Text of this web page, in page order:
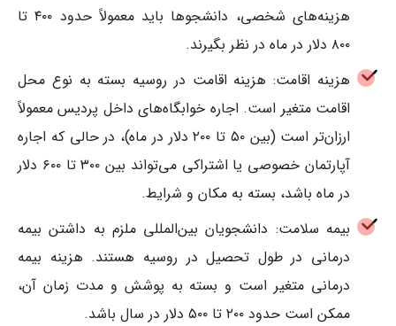
هزینه‌های شخصی، دانشجوها باید معمولاً حدود ۴۰۰ تا
۸۰۰ دلار در ماه در نظر بگیرند.
هزینه اقامت: هزینه اقامت در روسیه بسته به نوع محل
اقامت متغیر است. اجاره خوابگاه‌های داخل پردیس معمولاً
ارزان‌تر است (بین ۵۰ تا ۲۰۰ دلار در ماه)، در حالی که اجاره
آپارتمان خصوصی یا اشتراکی می‌تواند بین ۳۰۰ تا ۶۰۰ دلار
در ماه باشد، بسته به مکان و شرایط.
بیمه سلامت: دانشجویان بین‌المللی ملزم به داشتن بیمه
درمانی در طول تحصیل در روسیه هستند. هزینه بیمه
درمانی متغیر است و بسته به پوشش و مدت زمان آن،
ممکن است حدود ۲۰۰ تا ۵۰۰ دلار در سال باشد.